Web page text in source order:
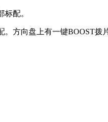
配。
方向盘上有一键BOOST拨